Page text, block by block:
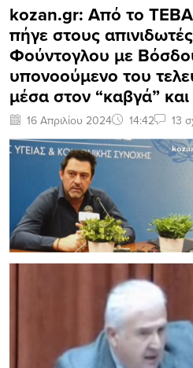
kozan.gr: Από το
πήγε στους
Φούντογλου με
υπονοούμενο του
μέσα στον “καβγά”
16 Απριλίου 2024 14:42 13